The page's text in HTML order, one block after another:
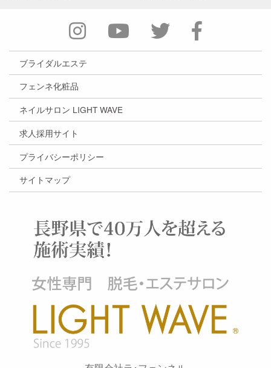
ブライダルエステ
フェンネ化粧品
ネイルサロン LIGHT WAVE
求人採用サイト
プライバシーポリシー
サイトマップ